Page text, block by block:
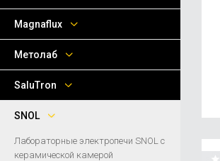
Magnaflux
Метолаб
SaluTron
SNOL
Лабораторные электропечи SNOL с
керамической камерой